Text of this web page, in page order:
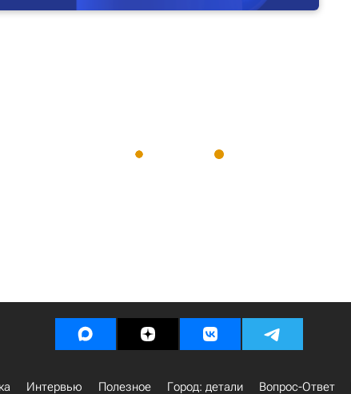
Интервью Полезное Город: детали Вопрос-Ответ